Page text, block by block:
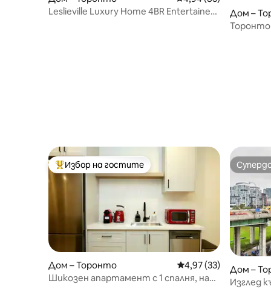
Leslieville Luxury Home 4BR Entertainer's
Дом –
Торонто
Най-популярен избор на гостите
Избор на гостите
Дом – Торонто Средна оценка: 4,97
4,97 (33)
Шикозен апартамент с 1 спалня, на
Дом –
Изглед